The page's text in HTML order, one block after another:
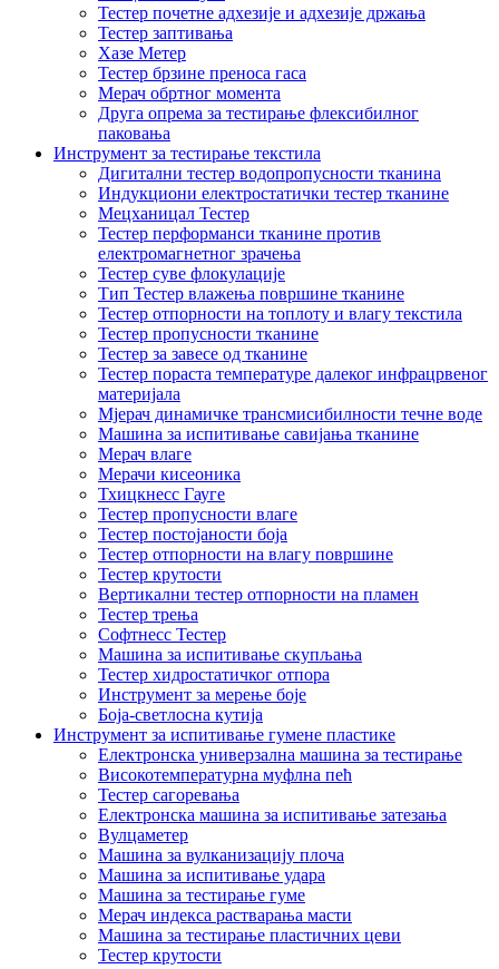
Тестер почетне адхезије и адхезије држања
Тестер заптивања
Хазе Метер
Тестер брзине преноса гаса
Мерач обртног момента
Друга опрема за тестирање флексибилног
паковања
Инструмент за тестирање текстила
Дигитални тестер водопропусности тканина
Индукциони електростатички тестер тканине
Мецханицал Тестер
Тестер перформанси тканине против
електромагнетног зрачења
Тестер суве флокулације
Тип Тестер влажења површине тканине
Тестер отпорности на топлоту и влагу текстила
Тестер пропусности тканине
Тестер за завесе од тканине
Тестер пораста температуре далеког инфрацрвеног
материјала
Мјерач динамичке трансмисибилности течне воде
Машина за испитивање савијања тканине
Мерач влаге
Мерачи кисеоника
Тхицкнесс Гауге
Тестер пропусности влаге
Тестер постојаности боја
Тестер отпорности на влагу површине
Тестер крутости
Вертикални тестер отпорности на пламен
Тестер трења
Софтнесс Тестер
Машина за испитивање скупљања
Тестер хидростатичког отпора
Инструмент за мерење боје
Боја-светлосна кутија
Инструмент за испитивање гумене пластике
Електронска универзална машина за тестирање
Високотемпературна муфлна пећ
Тестер сагоревања
Електронска машина за испитивање затезања
Вулцаметер
Машина за вулканизацију плоча
Машина за испитивање удара
Машина за тестирање гуме
Мерач индекса растварања масти
Машина за тестирање пластичних цеви
Тестер крутости